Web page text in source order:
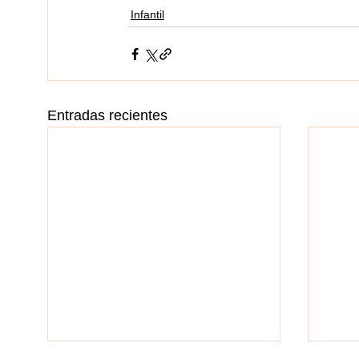
Infantil
Entradas recientes